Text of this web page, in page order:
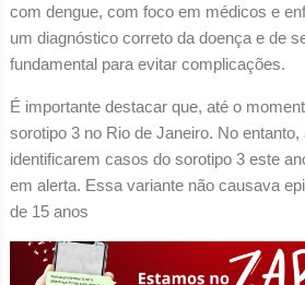
com dengue, com foco em médicos e
um diagnóstico correto da doença e de
fundamental para evitar complicações.
É importante destacar que, até o
sorotipo 3 no Rio de Janeiro. No
identificarem casos do sorotipo 3 este
em alerta. Essa variante não causava
de 15 anos